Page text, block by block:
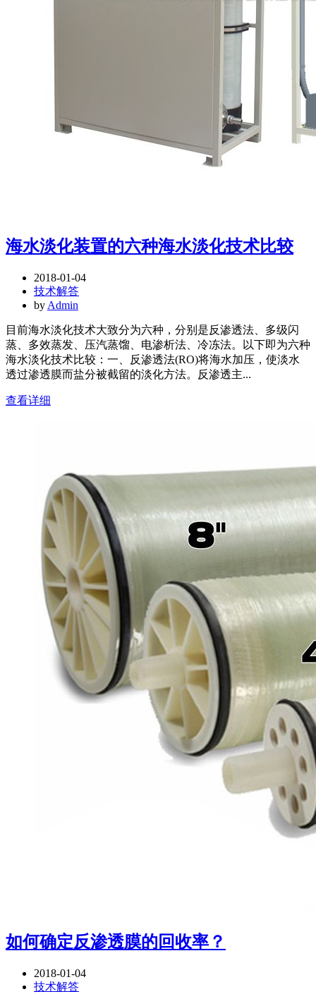
海水淡化装置的六种海水淡化技术比较
2018-01-04
技术解答
by Admin
目前海水淡化技术大致分为六种，分别是反渗透法、多级闪
蒸、多效蒸发、压汽蒸馏、电渗析法、冷冻法。以下即为六种
海水淡化技术比较：一、反渗透法(RO)将海水加压，使淡水
透过渗透膜而盐分被截留的淡化方法。反渗透主...
查看详细
如何确定反渗透膜的回收率？
2018-01-04
技术解答